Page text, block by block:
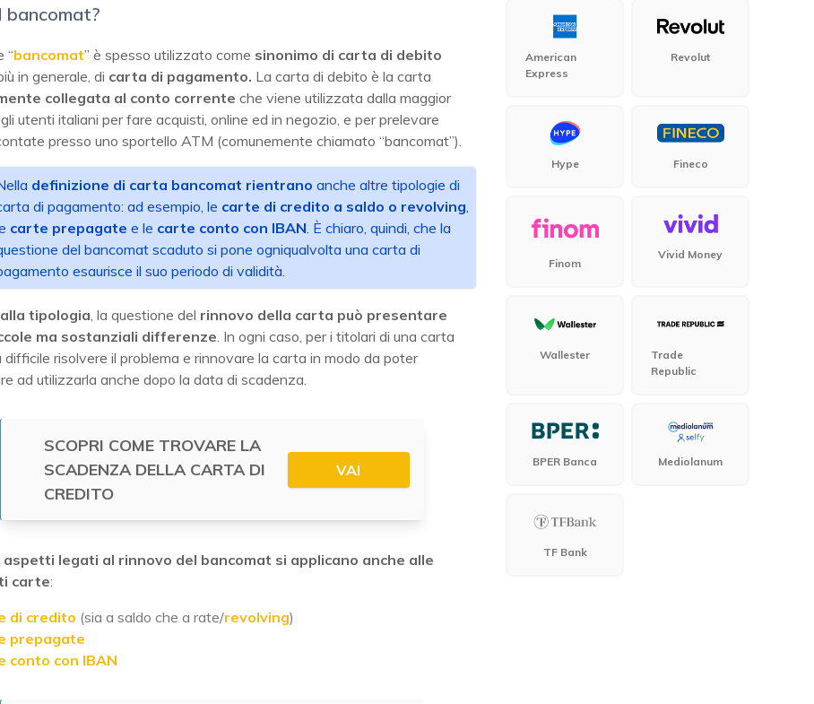
bancomat?
“bancomat” è spesso utilizzato come sinonimo di carta di debito
in generale, di carta di pagamento. La carta di debito è la carta
collegata al conto corrente che viene utilizzata dalla maggior
utenti italiani per fare acquisti, online ed in negozio, e per prelevare
presso uno sportello ATM (comunemente chiamato “bancomat”).
definizione di carta bancomat rientrano anche altre tipologie di
di pagamento: ad esempio, le carte di credito a saldo o revolving,
carte prepagate e le carte conto con IBAN. È chiaro, quindi, che la
del bancomat scaduto si pone ogniqualvolta una carta di
esaurisce il suo periodo di validità.
tipologia, la questione del rinnovo della carta può presentare
ma sostanziali differenze. In ogni caso, per i titolari di una carta
difficile risolvere il problema e rinnovare la carta in modo da poter
ad utilizzarla anche dopo la data di scadenza.
SCOPRI COME TROVARE LA
SCADENZA DELLA CARTA DI
CREDITO
VAI
legati al rinnovo del bancomat si applicano anche alle
carte:
di credito (sia a saldo che a rate/revolving)
prepagate
conto con IBAN
American
Express
Revolut
Hype Fineco
Finom
Vivid Money
Wallester
Trade
Republic
BPER Banca Mediolanum
TF Bank